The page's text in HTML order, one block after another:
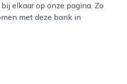
elkaar op onze pagina. Zo
met deze bank in